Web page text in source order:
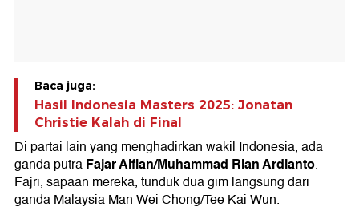
Baca juga:
Hasil Indonesia Masters 2025: Jonatan
Christie Kalah di Final
Di partai lain yang menghadirkan wakil Indonesia, ada
ganda putraFajar Alfian/Muhammad Rian Ardianto.
Fajri, sapaan mereka, tunduk dua gim langsung dari
ganda Malaysia Man Wei Chong/Tee Kai Wun.